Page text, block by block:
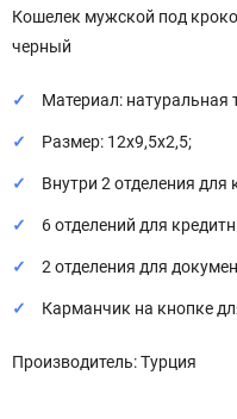
Кошелек мужской под
черный
Материал: натуральная
Размер: 12х9,5х2,5;
Внутри 2 отделения для
6 отделений для
2 отделения для
Карманчик на кнопке
Производитель: Турция